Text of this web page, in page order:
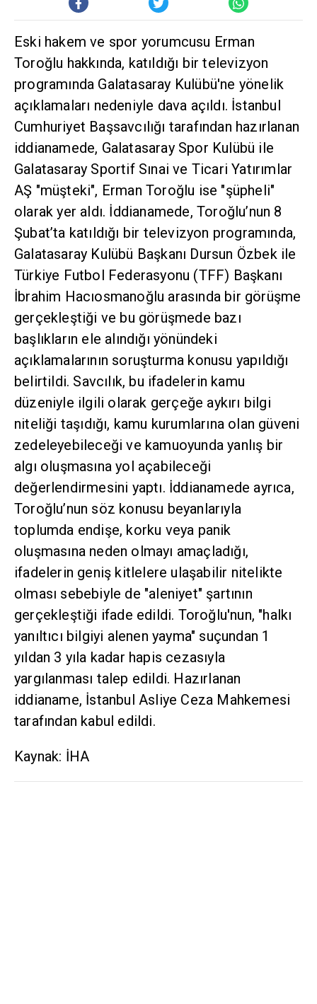
Eski hakem ve spor yorumcusu Erman
Toroğlu hakkında, katıldığı bir televizyon
programında Galatasaray Kulübü'ne yönelik
açıklamaları nedeniyle dava açıldı. İstanbul
Cumhuriyet Başsavcılığı tarafından hazırlanan
iddianamede, Galatasaray Spor Kulübü ile
Galatasaray Sportif Sınai ve Ticari Yatırımlar
AŞ "müşteki", Erman Toroğlu ise "şüpheli"
olarak yer aldı. İddianamede, Toroğlu’nun 8
Şubat’ta katıldığı bir televizyon programında,
Galatasaray Kulübü Başkanı Dursun Özbek ile
Türkiye Futbol Federasyonu (TFF) Başkanı
İbrahim Hacıosmanoğlu arasında bir görüşme
gerçekleştiği ve bu görüşmede bazı
başlıkların ele alındığı yönündeki
açıklamalarının soruşturma konusu yapıldığı
belirtildi. Savcılık, bu ifadelerin kamu
düzeniyle ilgili olarak gerçeğe aykırı bilgi
niteliği taşıdığı, kamu kurumlarına olan güveni
zedeleyebileceği ve kamuoyunda yanlış bir
algı oluşmasına yol açabileceği
değerlendirmesini yaptı. İddianamede ayrıca,
Toroğlu’nun söz konusu beyanlarıyla
toplumda endişe, korku veya panik
oluşmasına neden olmayı amaçladığı,
ifadelerin geniş kitlelere ulaşabilir nitelikte
olması sebebiyle de "aleniyet" şartının
gerçekleştiği ifade edildi. Toroğlu'nun, "halkı
yanıltıcı bilgiyi alenen yayma" suçundan 1
yıldan 3 yıla kadar hapis cezasıyla
yargılanması talep edildi. Hazırlanan
iddianame, İstanbul Asliye Ceza Mahkemesi
tarafından kabul edildi.
Kaynak: İHA